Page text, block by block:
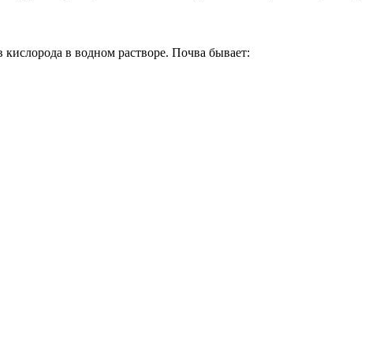
в водном растворе. Почва бывает: